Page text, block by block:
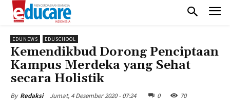
EDUNEWS EDUSCHOOL
Kemendikbud Dorong Penciptaan
Kampus Merdeka yang Sehat
secara Holistik
By Redaksi Jumat, 4 Desember 2020 - 07:24 0 70